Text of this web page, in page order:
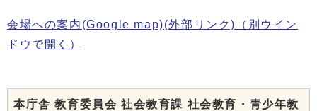
会場への案内(Google map)(外部リンク)
（別ウイン
ドウで開く）
本庁舎 教育委員会 社会教育課 社会教育・青少年教